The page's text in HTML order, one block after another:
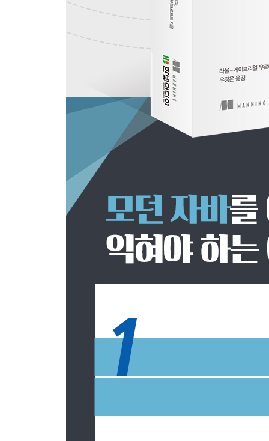
6.7 마치며
CHAPTER 7 병렬 데이터 처리와 성능
7.2 포크/조인 프레임워크
7.3 Spliterator 인터페이스
7.4 마치며
[ PART III 스트림과 람다를 이용한 효과적 프로그
CHAPTER 8 컬렉션 API 개선
8.1 컬렉션 팩토리
8.2 리스트와 집합 처리
8.3 맵 처리
8.5 마치며
9.3 람다 테스팅
9.4 디버깅
10.2 최신 자바 API의 작은 DSL